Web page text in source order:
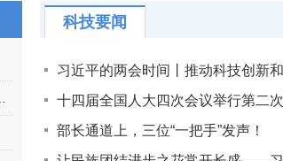
科技要闻
习近平的两会时间丨推动科技创新
十四届全国人大四次会议举行第二
部长通道上，三位“一把手”发声！